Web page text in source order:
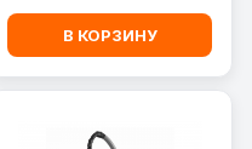
В КОРЗИНУ